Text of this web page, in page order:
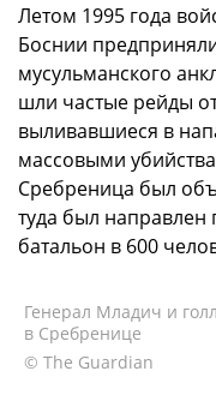
Летом 1995 года
Боснии
мусульманского
шли частые рейды
выливавшиеся в
массовыми
Сребреница был
туда был направлен
батальон в 600
Генерал Младич и
в Сребренице
© The Guardian